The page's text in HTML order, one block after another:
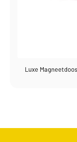
Luxe